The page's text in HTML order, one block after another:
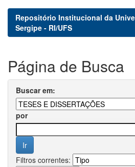
Repositório Institucional da
Sergipe - RI/UFS
Página de Busca
Buscar em:
por
Filtros correntes: